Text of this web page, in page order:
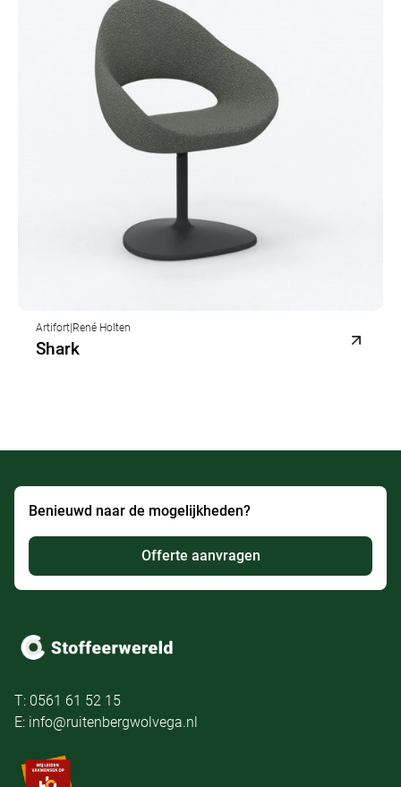
Artifort|René Holten
Shark
Benieuwd naar de mogelijkheden?
Offerte aanvragen
T: 0561 61 52 15
E: info@ruitenbergwolvega.nl